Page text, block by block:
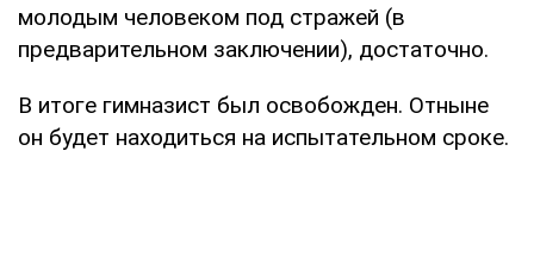
молодым человеком под стражей (в
предварительном заключении), достаточно.
В итоге гимназист был освобожден. Отныне
он будет находиться на испытательном сроке.